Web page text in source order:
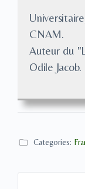
CNAM.
Auteur du
Odile Jacob.
Categories: